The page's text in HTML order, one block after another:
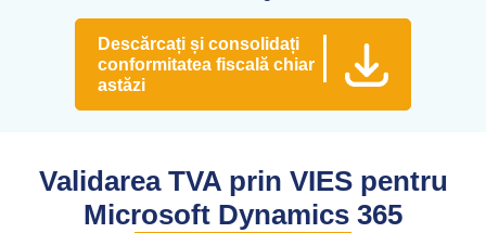
Descărcați și consolidați
conformitatea fiscală chiar
astăzi
Validarea TVA prin VIES pentru
Microsoft Dynamics 365